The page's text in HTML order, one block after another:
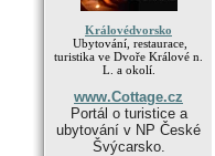
Královédvorsko
Ubytování, restaurace,
turistika ve Dvoře Králové n.
L. a okolí.
www.Cottage.cz
Portál o turistice a
ubytování v NP České
Švýcarsko.